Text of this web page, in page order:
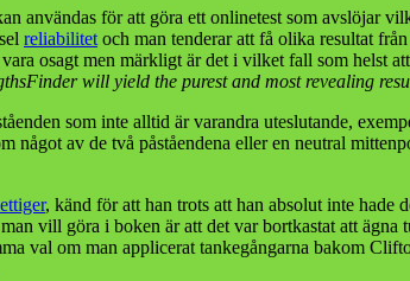
användas för att göra ett onlinetest som avslöjar
reliabilitet och man tenderar att få olika resultat
osagt men märkligt är det i vilket fall som helst
will yield the purest and most revealing
som inte alltid är varandra uteslutande,
något av de två påståendena eller en neutral
, känd för att han trots att han absolut inte
vill göra i boken är att det var bortkastat att
val om man applicerat tankegångarna bakom